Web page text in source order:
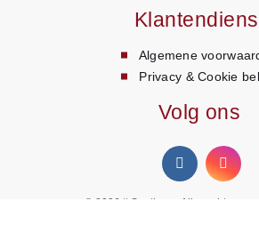
Algemene
Privacy & Cookie
Volg ons
© 2026 ‘t Soethuys
. Alle rechten